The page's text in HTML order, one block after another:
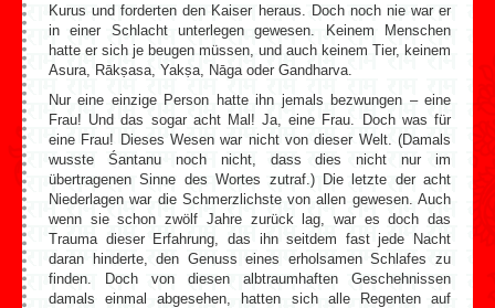
Kurus und forderten den Kaiser heraus. Doch noch nie war er
in einer Schlacht unterlegen gewesen. Keinem Menschen
hatte er sich je beugen müssen, und auch keinem Tier, keinem
Asura, Rākṣasa, Yakṣa, Nāga oder Gandharva.
Nur eine einzige Person hatte ihn jemals bezwungen – eine
Frau! Und das sogar acht Mal! Ja, eine Frau. Doch was für
eine Frau! Dieses Wesen war nicht von dieser Welt. (Damals
wusste Śantanu noch nicht, dass dies nicht nur im
übertragenen Sinne des Wortes zutraf.) Die letzte der acht
Niederlagen war die Schmerzlichste von allen gewesen. Auch
wenn sie schon zwölf Jahre zurück lag, war es doch das
Trauma dieser Erfahrung, das ihn seitdem fast jede Nacht
daran hinderte, den Genuss eines erholsamen Schlafes zu
finden. Doch von diesen albtraumhaften Geschehnissen
damals einmal abgesehen, hatten sich alle Regenten auf